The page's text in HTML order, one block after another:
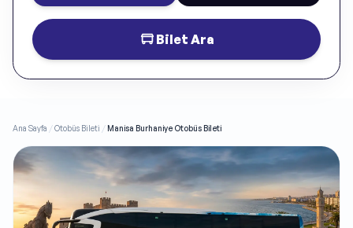
Bilet Ara
Ana Sayfa /Otobüs Bileti /Manisa Burhaniye Otobüs Bileti